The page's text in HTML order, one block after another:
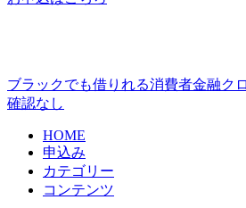
ブラックでも借りれる消費者金融ク
確認なし
HOME
申込み
カテゴリー
コンテンツ